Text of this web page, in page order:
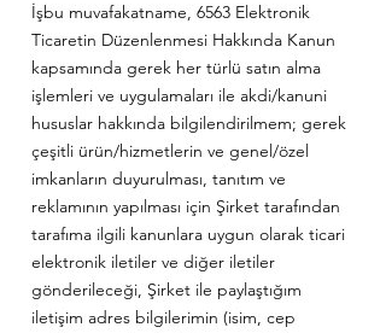
İşbu muvafakatname, 6563 Elektronik
Ticaretin Düzenlenmesi Hakkında Kanun
kapsamında gerek her türlü satın alma
işlemleri ve uygulamaları ile akdi/kanuni
hususlar hakkında bilgilendirilmem; gerek
çeşitli ürün/hizmetlerin ve genel/özel
imkanların duyurulması, tanıtım ve
reklamının yapılması için Şirket tarafından
tarafıma ilgili kanunlara uygun olarak ticari
elektronik iletiler ve diğer iletiler
gönderileceği, Şirket ile paylaştığım
iletişim adres bilgilerimin (isim, cep